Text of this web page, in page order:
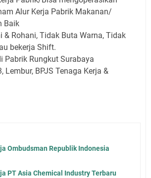
Alur Kerja Pabrik Makanan/
Baik
& Rohani, Tidak Buta Warna, Tidak
bekerja Shift.
Pabrik Rungkut Surabaya
Lembur, BPJS Tenaga Kerja &
Ombudsman Republik Indonesia
PT Asia Chemical Industry Terbaru